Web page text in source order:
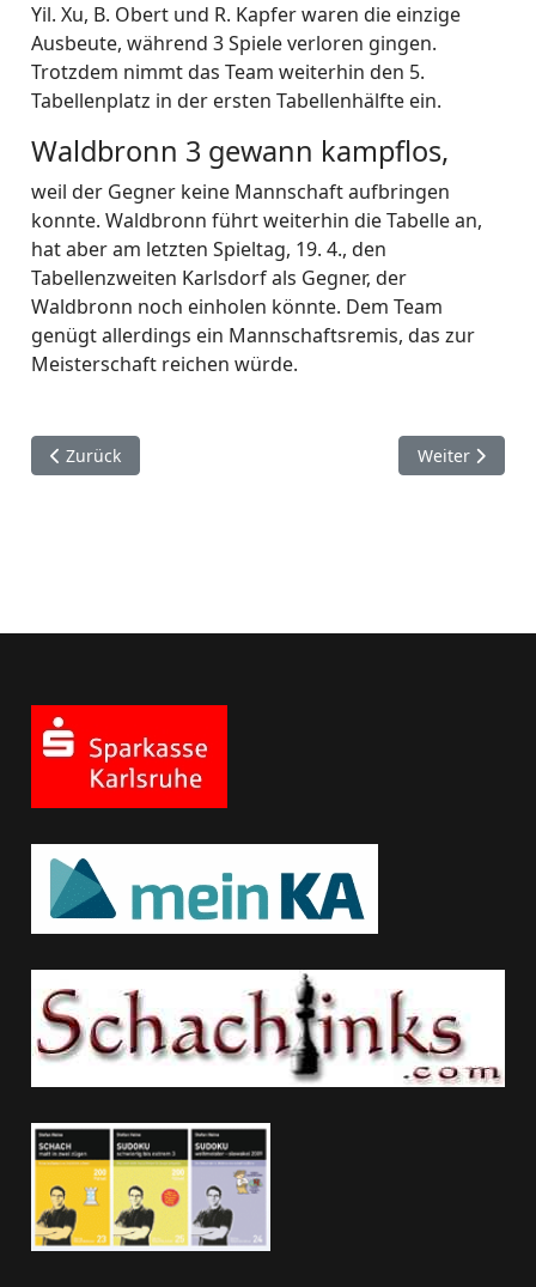
Yil. Xu, B. Obert und R. Kapfer waren die einzige
Ausbeute, während 3 Spiele verloren gingen.
Trotzdem nimmt das Team weiterhin den 5.
Tabellenplatz in der ersten Tabellenhälfte ein.
Waldbronn 3 gewann kampflos,
weil der Gegner keine Mannschaft aufbringen
konnte. Waldbronn führt weiterhin die Tabelle an,
hat aber am letzten Spieltag, 19. 4., den
Tabellenzweiten Karlsdorf als Gegner, der
Waldbronn noch einholen könnte. Dem Team
genügt allerdings ein Mannschaftsremis, das zur
Meisterschaft reichen würde.
Vorheriger Beitrag: Neunter Spieltag der Verbandsrunde
Zurück Nächster
Weiter